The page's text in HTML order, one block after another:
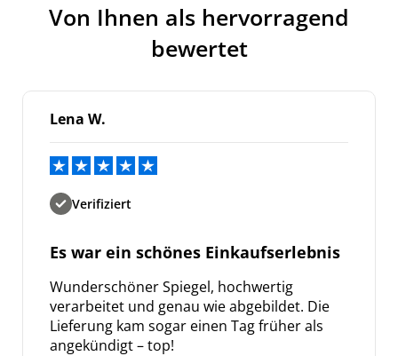
Von Ihnen als hervorragend
bewertet
Lena W.
Verifiziert
Es war ein schönes Einkaufserlebnis
Wunderschöner Spiegel, hochwertig
verarbeitet und genau wie abgebildet. Die
Lieferung kam sogar einen Tag früher als
angekündigt – top!